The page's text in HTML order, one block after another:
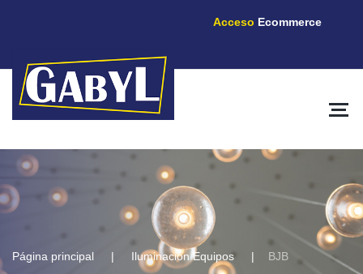
Página principal Iluminación Equipos BJB
Acceso Ecommerce